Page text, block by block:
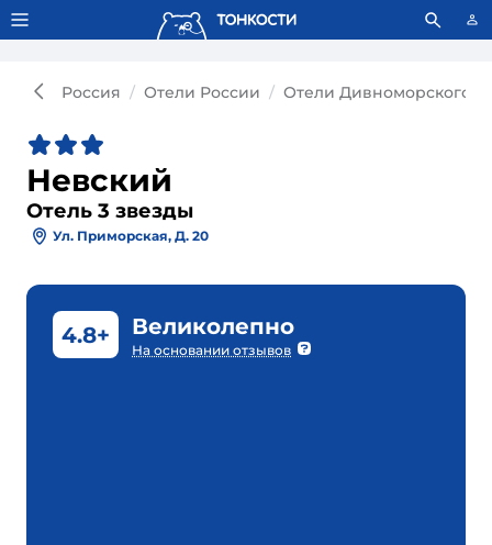
Тонкости используют сookie-файлы. Что это значит?
Россия Отели России Отели Дивноморского
Невский
Отель 3 звезды
Ул. Приморская, Д. 20
4.8+ Великолепно
На основании отзывов